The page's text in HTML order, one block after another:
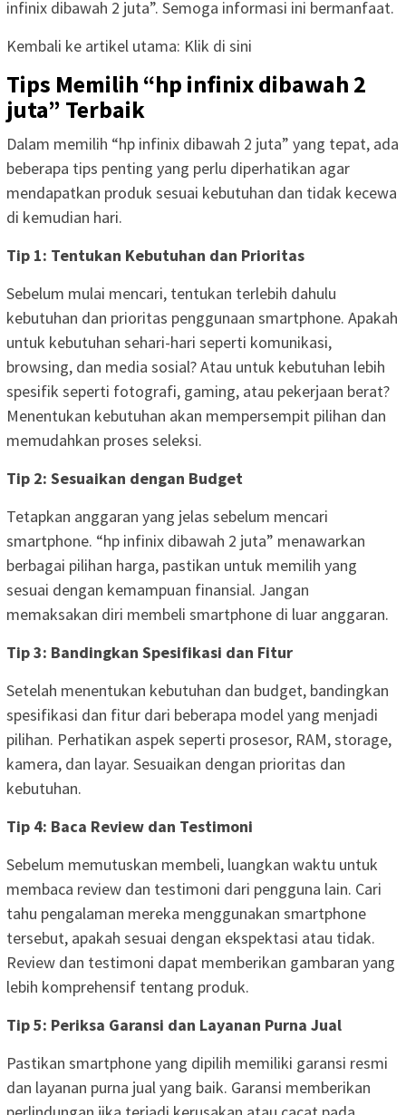
infinix dibawah 2 juta”. Semoga informasi ini bermanfaat.
Kembali ke artikel utama: Klik di sini
Tips Memilih “hp infinix dibawah 2
juta” Terbaik
Dalam memilih “hp infinix dibawah 2 juta” yang tepat, ada
beberapa tips penting yang perlu diperhatikan agar
mendapatkan produk sesuai kebutuhan dan tidak kecewa
di kemudian hari.
Tip 1: Tentukan Kebutuhan dan Prioritas
Sebelum mulai mencari, tentukan terlebih dahulu
kebutuhan dan prioritas penggunaan smartphone. Apakah
untuk kebutuhan sehari-hari seperti komunikasi,
browsing, dan media sosial? Atau untuk kebutuhan lebih
spesifik seperti fotografi, gaming, atau pekerjaan berat?
Menentukan kebutuhan akan mempersempit pilihan dan
memudahkan proses seleksi.
Tip 2: Sesuaikan dengan Budget
Tetapkan anggaran yang jelas sebelum mencari
smartphone. “hp infinix dibawah 2 juta” menawarkan
berbagai pilihan harga, pastikan untuk memilih yang
sesuai dengan kemampuan finansial. Jangan
memaksakan diri membeli smartphone di luar anggaran.
Tip 3: Bandingkan Spesifikasi dan Fitur
Setelah menentukan kebutuhan dan budget, bandingkan
spesifikasi dan fitur dari beberapa model yang menjadi
pilihan. Perhatikan aspek seperti prosesor, RAM, storage,
kamera, dan layar. Sesuaikan dengan prioritas dan
kebutuhan.
Tip 4: Baca Review dan Testimoni
Sebelum memutuskan membeli, luangkan waktu untuk
membaca review dan testimoni dari pengguna lain. Cari
tahu pengalaman mereka menggunakan smartphone
tersebut, apakah sesuai dengan ekspektasi atau tidak.
Review dan testimoni dapat memberikan gambaran yang
lebih komprehensif tentang produk.
Tip 5: Periksa Garansi dan Layanan Purna Jual
Pastikan smartphone yang dipilih memiliki garansi resmi
dan layanan purna jual yang baik. Garansi memberikan